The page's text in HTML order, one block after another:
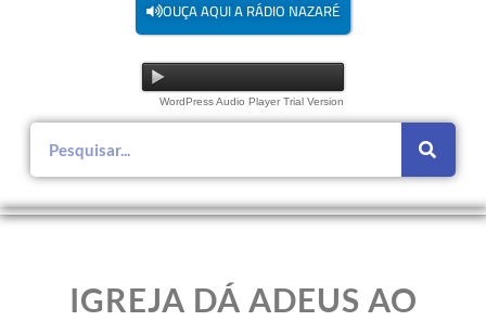
OUÇA AQUI A RÁDIO NAZARÉ
WordPress Audio Player Trial Version
IGREJA DÁ ADEUS AO